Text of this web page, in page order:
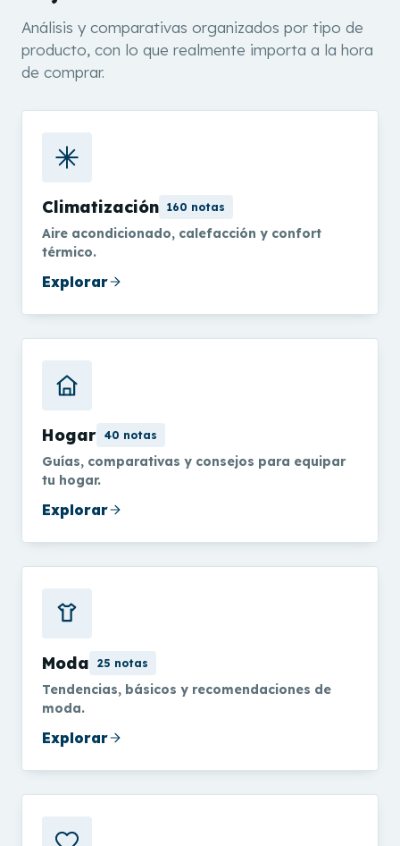
Análisis y comparativas organizados por tipo de
producto, con lo que realmente importa a la hora
de comprar.
Climatización 160 notas
Aire acondicionado, calefacción y confort
térmico.
Explorar
Hogar 40 notas
Guías, comparativas y consejos para equipar
tu hogar.
Explorar
Moda 25 notas
Tendencias, básicos y recomendaciones de
moda.
Explorar